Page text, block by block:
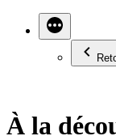
À la